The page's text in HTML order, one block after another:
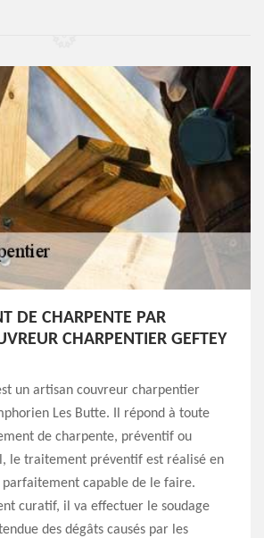
DE CHARPENTE PAR
CHARPENTIER GEFTEY
un artisan couvreur charpentier
Les Butte. Il répond à toute
de charpente, préventif ou
le traitement préventif est réalisé en
parfaitement capable de le faire.
curatif, il va effectuer le soudage
des dégâts causés par les